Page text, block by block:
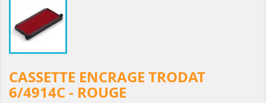
CASSETTE ENCRAGE TRODAT
6/4914C - ROUGE